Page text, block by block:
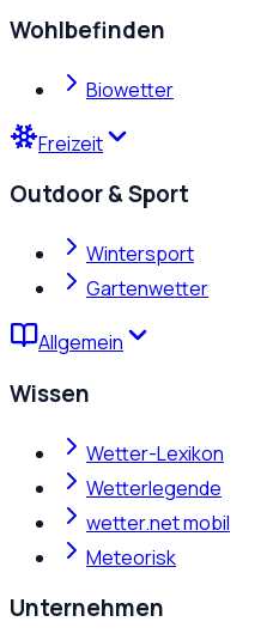
Wohlbefinden
Biowetter
Freizeit
Outdoor & Sport
Wintersport
Gartenwetter
Allgemein
Wissen
Wetter-Lexikon
Wetterlegende
wetter.net mobil
Meteorisk
Unternehmen